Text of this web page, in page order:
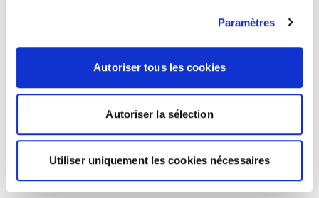
Paramètres
Autoriser tous les cookies
Autoriser la sélection
Utiliser uniquement les cookies nécessaires